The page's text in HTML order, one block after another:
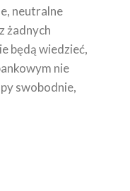
neutralne
żadnych
będą wiedzieć,
nie
swobodnie,